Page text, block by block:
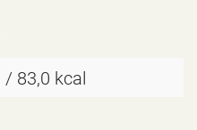
/ 83,0 kcal